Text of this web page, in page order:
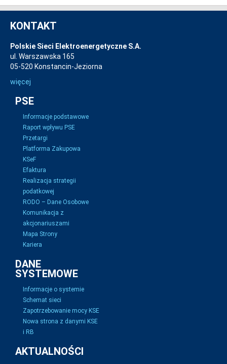
KONTAKT
Polskie Sieci Elektroenergetyczne S.A.
ul. Warszawska 165
05-520 Konstancin-Jeziorna
więcej
PSE
Informacje podstawowe
Raport wpływu PSE
Przetargi
Platforma Zakupowa
KSeF
Efaktura
Realizacja strategii
podatkowej
RODO – Dane Osobowe
Komunikacja z
akcjonariuszami
Mapa Strony
Kariera
DANE
SYSTEMOWE
Informacje o systemie
Schemat sieci
Zapotrzebowanie mocy KSE
Nowa strona z danymi KSE
i RB
AKTUALNOŚCI